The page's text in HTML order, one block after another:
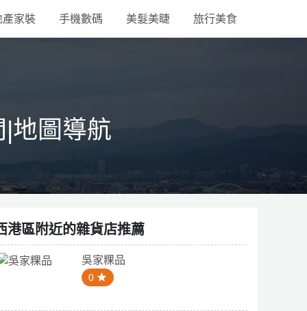
產家裝 手機數碼 美髮美睫 旅行美食
地圖導航
港區附近的雜貨店推薦
吳家粿品
0